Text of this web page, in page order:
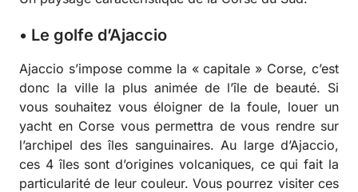
• Le golfe d’Ajaccio
Ajaccio s’impose comme la « capitale » Corse, c’est
donc la ville la plus animée de l’île de beauté. Si
vous souhaitez vous éloigner de la foule, louer un
yacht en Corse vous permettra de vous rendre sur
l’archipel des îles sanguinaires. Au large d’Ajaccio,
ces 4 îles sont d’origines volcaniques, ce qui fait la
particularité de leur couleur. Vous pourrez visiter ces